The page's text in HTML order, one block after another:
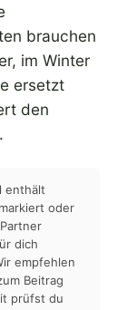
brauchen
im Winter
ersetzt
den
enthält
markiert oder
dich
empfehlen
Beitrag
prüfst du